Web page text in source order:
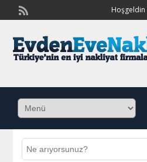
Hoşgeldin